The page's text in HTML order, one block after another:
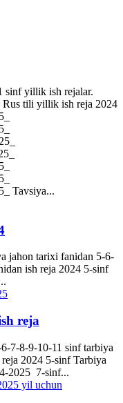
sinf yillik ish rejalar.
tili yillik ish reja 2024
Tavsiya...
jahon tarixi fanidan 5-6-
ish reja 2024 5-sinf
reja
7-8-9-10-11 sinf tarbiya
2024 5-sinf Tarbiya
2025 7-sinf...